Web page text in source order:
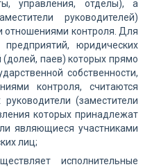
управления, отделы), а
руководителей)
отношениями контроля. Для
юридических
паев) которых прямо
собственности,
контроля, считаются
(заместители
которых принадлежат
являющиеся участниками
лиц;
исполнительные